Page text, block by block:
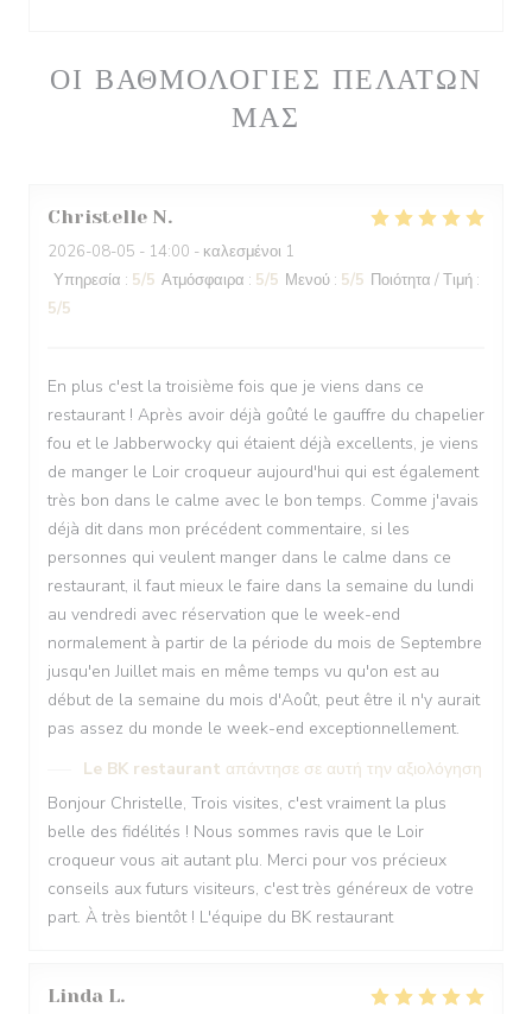
ΟΙ ΒΑΘΜΟΛΟΓΊΕΣ ΠΕΛΑΤΏΝ
ΜΑΣ
Christelle N
2026-08-05 - 14:00 - καλεσμένοι 1
Υπηρεσία : 5/5 Ατμόσφαιρα : 5/5 Μενού : 5/5 Ποιότητα / Τιμή :
5/5
En plus c'est la troisième fois que je viens dans ce
restaurant ! Après avoir déjà goûté le gauffre du chapelier
fou et le Jabberwocky qui étaient déjà excellents, je viens
de manger le Loir croqueur aujourd'hui qui est également
très bon dans le calme avec le bon temps. Comme j'avais
déjà dit dans mon précédent commentaire, si les
personnes qui veulent manger dans le calme dans ce
restaurant, il faut mieux le faire dans la semaine du lundi
au vendredi avec réservation que le week-end
normalement à partir de la période du mois de Septembre
jusqu'en Juillet mais en même temps vu qu'on est au
début de la semaine du mois d'Août, peut être il n'y aurait
pas assez du monde le week-end exceptionnellement.
Le BK restaurant απάντησε σε αυτή την αξιολόγηση
Bonjour Christelle, Trois visites, c'est vraiment la plus
belle des fidélités ! Nous sommes ravis que le Loir
croqueur vous ait autant plu. Merci pour vos précieux
conseils aux futurs visiteurs, c'est très généreux de votre
part. À très bientôt ! L'équipe du BK restaurant
Linda L